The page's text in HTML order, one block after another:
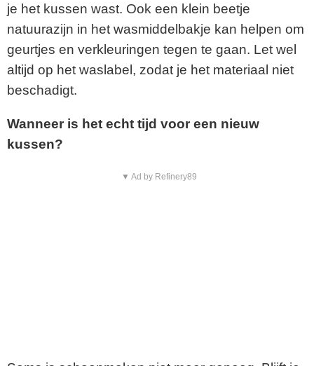
je het kussen wast. Ook een klein beetje
natuurazijn in het wasmiddelbakje kan helpen om
geurtjes en verkleuringen tegen te gaan. Let wel
altijd op het waslabel, zodat je het materiaal niet
beschadigt.
Wanneer is het echt tijd voor een nieuw
kussen?
▼ Ad by Refinery89